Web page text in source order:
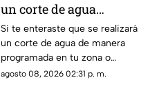
un corte de agua
programado? Esto
puedes hacer ante la
suspensión del servicio
Si te enteraste que se realizará
un corte de agua de manera
programada en tu zona o
simplemente de quedaste sin
agosto 08, 2026 02:31 p. m.